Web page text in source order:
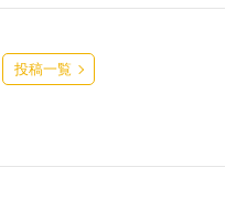
投稿一覧